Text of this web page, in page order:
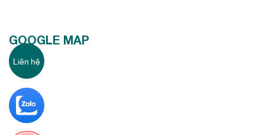
GOOGLE MAP
Liên hệ